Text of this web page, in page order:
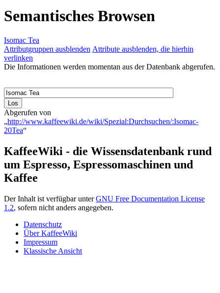
Semantisches Browsen
Isomac Tea
Attributgruppen ausblenden Attribute ausblenden, die hierhin
verlinken
Die Informationen werden momentan aus der Datenbank abgerufen.
Abgerufen von
„http://www.kaffeewiki.de/wiki/Spezial:Durchsuchen/:Isomac-
20Tea“
KaffeeWiki - die Wissensdatenbank rund
um Espresso, Espressomaschinen und
Kaffee
Der Inhalt ist verfügbar unterGNU Free Documentation License
1.2, sofern nicht anders angegeben.
Datenschutz
Über KaffeeWiki
Impressum
Klassische Ansicht